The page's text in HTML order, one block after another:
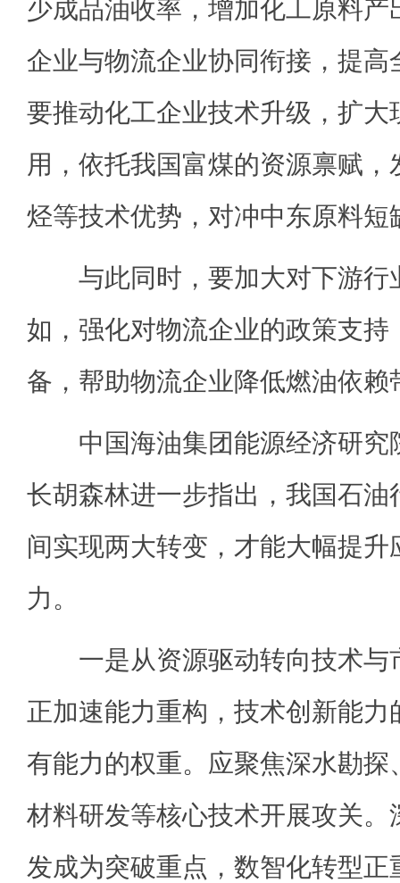
少成品油收率，增加化工原料
企业与物流企业协同衔接，提高
要推动化工企业技术升级，扩大
用，依托我国富煤的资源禀赋
烃等技术优势，对冲中东原料短
与此同时，要加大对下游行
如，强化对物流企业的政策支持
备，帮助物流企业降低燃油依赖
中国海油集团能源经济研究
长胡森林进一步指出，我国石油
间实现两大转变，才能大幅提升
力。
一是从资源驱动转向技术与
正加速能力重构，技术创新能
有能力的权重。应聚焦深水勘探
材料研发等核心技术开展攻关。
发成为突破重点，数智化转型